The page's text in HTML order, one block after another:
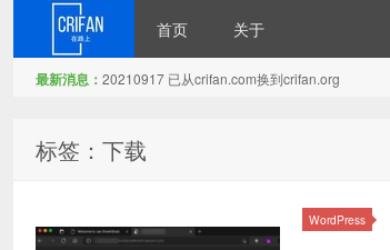
首页 关于
最新消息： 20210917 已从crifan.com换到crifan.org
标签：下载
WordPress